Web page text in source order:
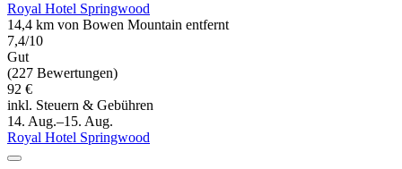
Royal Hotel Springwood
14,4 km von Bowen Mountain entfernt
7,4/10
Gut
(227 Bewertungen)
92 €
inkl. Steuern & Gebühren
14. Aug.–15. Aug.
Royal Hotel Springwood